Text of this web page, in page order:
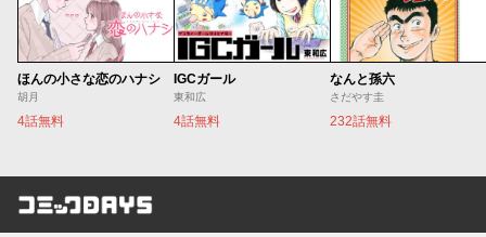
ほんの小さな恋のハナシ
胡月
4話無料
IGCガール
東和広
4話無料
なんと孫六
さだやす圭
232話無料
コミックDAYS